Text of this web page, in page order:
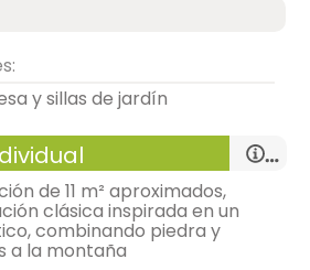
y sillas de jardín
de 11 m² aproximados,
clásica inspirada en un
combinando piedra y
a la montaña